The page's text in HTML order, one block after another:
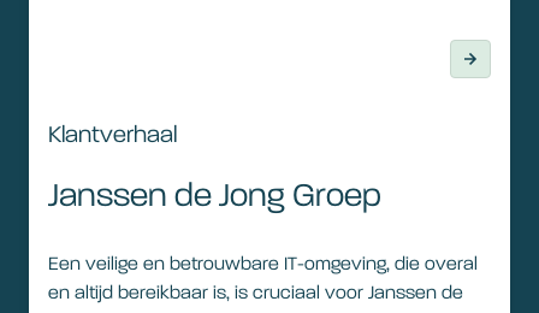
Klantverhaal
Janssen de Jong Groep
Een veilige en betrouwbare IT-omgeving, die overal
en altijd bereikbaar is, is cruciaal voor Janssen de